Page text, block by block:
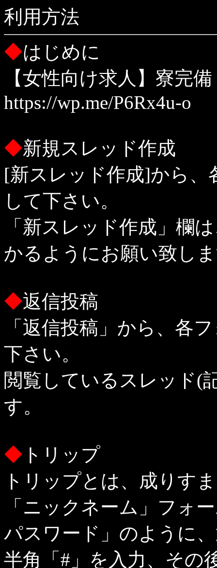
利用方法
◆はじめに
【女性向け求人】寮完
https://wp.me/P6Rx4u-o
◆新規スレッド作成
[新スレッド作成]から、
して下さい。
「新スレッド作成」欄
かるようにお願い致し
◆返信投稿
「返信投稿」から、各
下さい。
閲覧しているスレッド(
す。
◆ トリップ
トリップとは、成りす
「ニックネーム」フォ
パスワード」のように
半角「#」を入力、その